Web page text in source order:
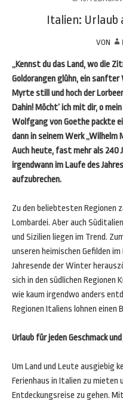
Italien: Urlaub
VON
„Kennst du das Land, wo die
Goldorangen glühn, ein
Myrte still und hoch der
Dahin! Möcht‘ ich mit dir, o
Wolfgang von Goethe packte
dann in seinem Werk
Auch heute, fast mehr als
irgendwann im Laufe des
aufzubrechen.
Zu den beliebtesten Regionen
Lombardei. Aber auch
und Sizilien liegen im Trend.
unseren heimischen Gefilden
Jahresende der Winter
sich in den südlichen
wie kaum irgendwo anders
Regionen Italiens lohnen einen
Urlaub für jeden Geschmack
Um Land und Leute ausgiebig
Ferienhaus in Italien zu mieten
Entdeckungsreise zu gehen.